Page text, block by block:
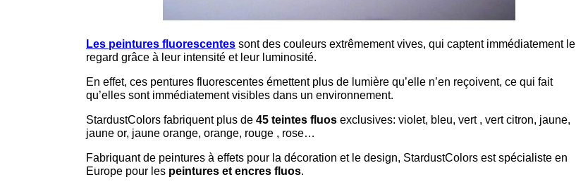
Les peintures fluorescentes sont des couleurs extrêmement vives, qui captent immédiatement le
regard grâce à leur intensité et leur luminosité.
En effet, ces pentures fluorescentes émettent plus de lumière qu’elle n’en reçoivent, ce qui fait
qu’elles sont immédiatement visibles dans un environnement.
StardustColors fabriquent plus de 45 teintes fluos exclusives: violet, bleu, vert , vert citron, jaune,
jaune or, jaune orange, orange, rouge , rose…
Fabriquant de peintures à effets pour la décoration et le design, StardustColors est spécialiste en
Europe pour les peintures et encres fluos.